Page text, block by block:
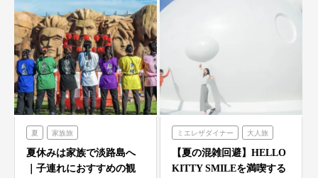
夏 家族旅
農家レストラン「陽・燦燦」
シェフガーデン
夏休みは家族で淡路島へ
｜子連れにおすすめの観
ミエレザダイナー 大人旅
家族旅 食べる 体験する
ハローキティスマイル
【夏の混雑回避】HELLO
KITTY SMILEを満喫する